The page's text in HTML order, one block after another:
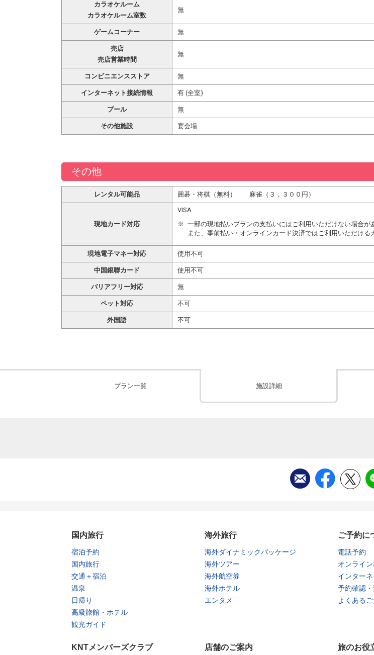
カラオケルーム
カラオケルーム室数
無
ゲームコーナー 無
売店
売店営業時間
無
コンビニエンスストア 無
インターネット接続情報 有 (全室)
プール 無
その他施設 宴会場
その他
レンタル可能品 囲碁・将棋（無料） 麻雀（３，３００円）
現地カード対応
VISA
一部の現地払いプランの支払いにはご利用いただけない場合が
また、事前払い・オンラインカード決済ではご利用いただけ
現地電子マネー対応 使用不可
中国銀聯カード 使用不可
バリアフリー対応 無
ペット対応 不可
外国語 不可
プラン一覧 施設詳細
国内旅行
宿泊予約
国内旅行
交通＋宿泊
温泉
日帰り
高級旅館・ホテル
観光ガイド
海外旅行
海外ダイナミックパッケージ
海外ツアー
海外航空券
海外ホテル
エンタメ
ご予約に
電話予約
オンライ
インター
予約確認
よくある
KNTメンバーズクラブ 店舗のご案内 旅のお役